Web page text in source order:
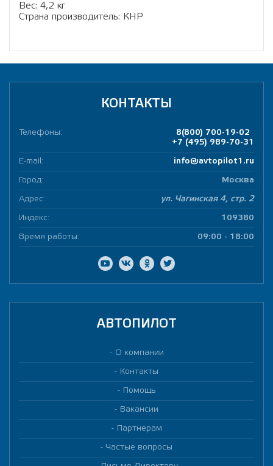
Вес: 4,2 кг
Страна производитель: КНР
КОНТАКТЫ
Телефоны:
8(800) 700-19-02
+7 (495) 989-70-31
E-mail: info@avtopilot1.ru
Город: Москва
Адрес: ул. Чагинская 4, стр. 2
Индекс: 109380
Время работы: 09:00 - 18:00
АВТОПИЛОТ
О компании
Контакты
Помощь
Вакансии
Партнерам
Частые вопросы